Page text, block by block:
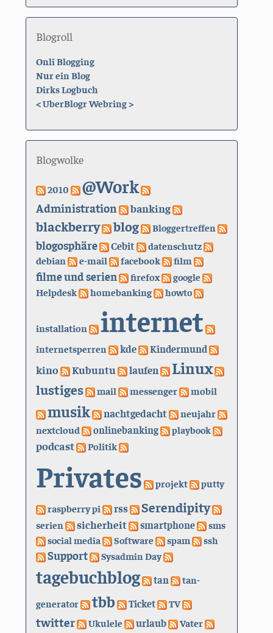
Blogroll
Onli Blogging
Nur ein Blog
Dirks Logbuch
<UberBlogr Webring>
Blogwolke
2010 @Work
Administration banking
blackberry blog Bloggertreffen
blogosphäre Cebit datenschutz
debian e-mail facebook film
filme und serien firefox
google
Helpdesk
homebanking howto
installation internet
internetsperren kde Kindermund
kino Kubuntu laufen Linux
lustiges mail messenger mobil
musik nachtgedacht neujahr
nextcloud onlinebanking playbook
podcast Politik
Privates projekt putty
raspberry pi rss Serendipity
serien sicherheit smartphone
sms
social media
Software spam ssh
Support Sysadmin Day
tagebuchblog tan
tan-
generator
tbb Ticket TV
twitter Ukulele urlaub Vater